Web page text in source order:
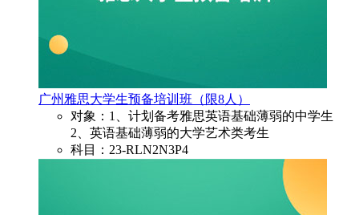
广州雅思大学生预备培训班（限8人）
对象：1、计划备考雅思英语基础薄弱的中学生
2、英语基础薄弱的大学艺术类考生
科目：23-RLN2N3P4